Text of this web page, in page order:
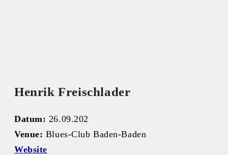
Henrik Freischlader
Datum: 26.09.202
Venue: Blues-Club Baden-Baden
Website